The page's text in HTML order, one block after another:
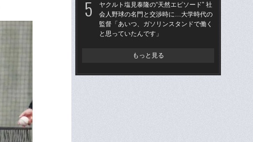
ヤクルト塩見泰隆の“天然エピソード” 社
会人野球の名門と交渉時に…大学時代の
監督「あいつ、ガソリンスタンドで働く
と思っていたんです」
もっと見る